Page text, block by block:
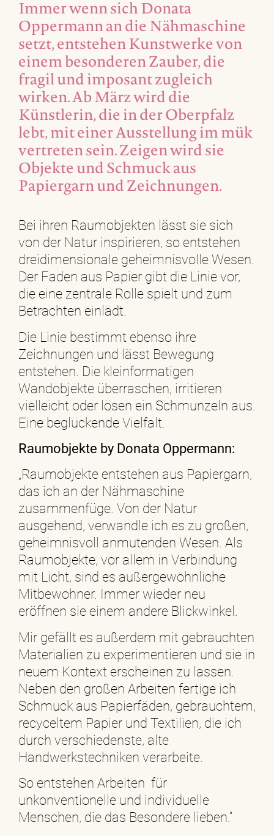
Immer wenn sich Donata
Oppermann an die Nähmaschine
setzt, entstehen Kunstwerke von
einem besonderen Zauber, die
fragil und imposant zugleich
wirken. Ab März wird die
Künstlerin, die in der Oberpfalz
lebt, mit einer Ausstellung im mük
vertreten sein. Zeigen wird sie
Objekte und Schmuck aus
Papiergarn und Zeichnungen.
Bei ihren Raumobjekten lässt sie sich
von der Natur inspirieren, so entstehen
dreidimensionale geheimnisvolle Wesen.
Der Faden aus Papier gibt die Linie vor,
die eine zentrale Rolle spielt und zum
Betrachten einlädt.
Die Linie bestimmt ebenso ihre
Zeichnungen und lässt Bewegung
entstehen. Die kleinformatigen
Wandobjekte überraschen, irritieren
vielleicht oder lösen ein Schmunzeln aus.
Eine beglückende Vielfalt.
Raumobjekte by Donata Oppermann:
„Raumobjekte entstehen aus Papiergarn,
das ich an der Nähmaschine
zusammenfüge. Von der Natur
ausgehend, verwandle ich es zu großen,
geheimnisvoll anmutenden Wesen. Als
Raumobjekte, vor allem in Verbindung
mit Licht, sind es außergewöhnliche
Mitbewohner. Immer wieder neu
eröffnen sie einem andere Blickwinkel.
Mir gefällt es außerdem mit gebrauchten
Materialien zu experimentieren und sie in
neuem Kontext erscheinen zu lassen.
Neben den großen Arbeiten fertige ich
Schmuck aus Papierfäden, gebrauchtem,
recyceltem Papier und Textilien, die ich
durch verschiedenste, alte
Handwerkstechniken verarbeite.
So entstehen Arbeiten für
unkonventionelle und individuelle
Menschen, die das Besondere lieben.“